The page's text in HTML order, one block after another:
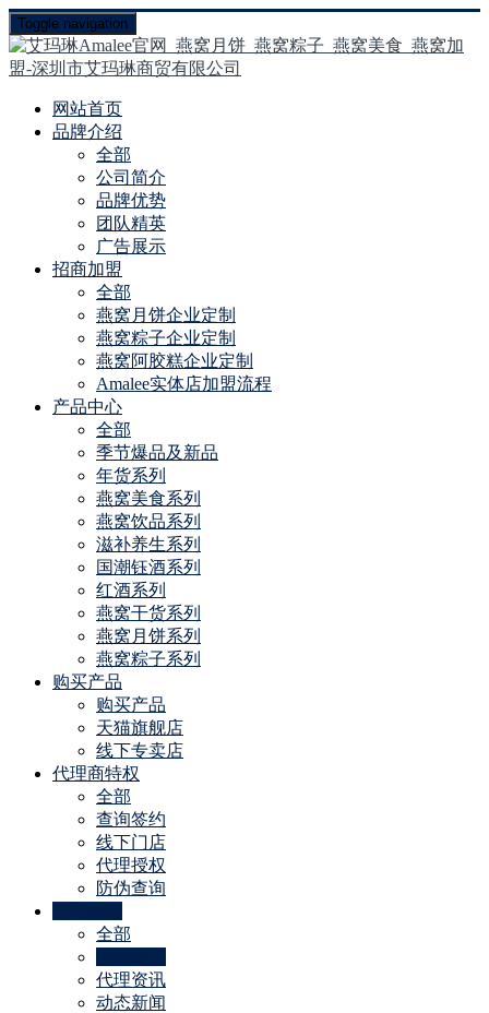
Toggle navigation
网站首页
品牌介绍
全部
公司简介
品牌优势
团队精英
广告展示
招商加盟
全部
燕窝月饼企业定制
燕窝粽子企业定制
燕窝阿胶糕企业定制
Amalee实体店加盟流程
产品中心
全部
季节爆品及新品
年货系列
燕窝美食系列
燕窝饮品系列
滋补养生系列
国潮钰酒系列
红酒系列
燕窝干货系列
燕窝月饼系列
燕窝粽子系列
购买产品
购买产品
天猫旗舰店
线下专卖店
代理商特权
全部
查询签约
线下门店
代理授权
防伪查询
全部
代理资讯
动态新闻